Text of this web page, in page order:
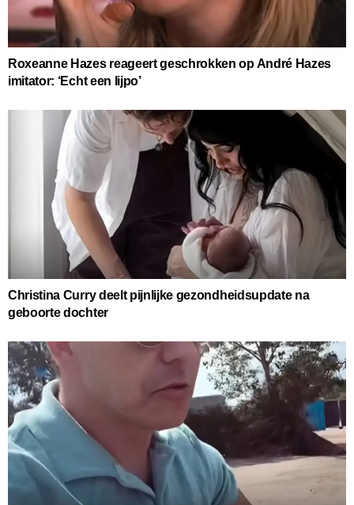
Roxeanne Hazes reageert geschrokken op André Hazes
imitator: ‘Echt een lijpo’
Christina Curry deelt pijnlijke gezondheidsupdate na
geboorte dochter